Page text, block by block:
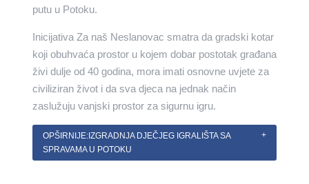
putu u Potoku.
Inicijativa Za naš Neslanovac smatra da gradski kotar
koji obuhvaća prostor u kojem dobar postotak građana
živi dulje od 40 godina, mora imati osnovne uvjete za
civiliziran život i da sva djeca na jednak način
zaslužuju vanjski prostor za sigurnu igru.
OPŠIRNIJE:IZGRADNJA DJEČJEG IGRALIŠTA SA
SPRAVAMA U POTOKU